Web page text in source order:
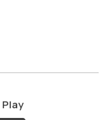
ao
Play